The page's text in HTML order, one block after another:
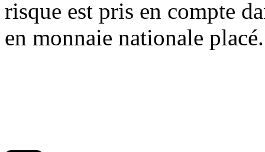
risque est pris en compte
en monnaie nationale placé.